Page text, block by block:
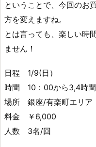
ということで、今回のお
方を変えますね。
とは言っても、楽しい時
ません！
日程 1/9(日）
時間 10：00から3,4時間
場所 銀座/有楽町エリア
料金 ￥6,000
人数 3名/回